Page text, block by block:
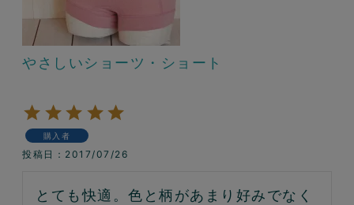
やさしいショーツ・ショート
購入者
投稿日 2017/07/26
とても快適。色と柄があまり好みでなく